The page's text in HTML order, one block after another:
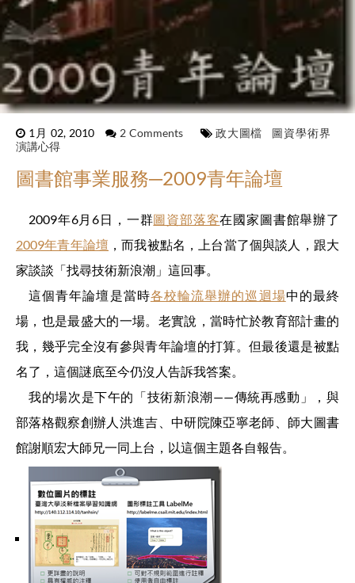
1月 02, 2010 2 Comments 政大圖檔
圖資學術界
演講心得
圖書館事業服務─2009青年論壇
2009年6月6日，一群圖資部落客在國家圖書館舉辦了
2009年青年論壇 ，而我被點名，上台當了個與談人，跟大
家談談「找尋技術新浪潮」這回事。
這個青年論壇是當時各校輪流舉辦的巡迴場中的最終
場，也是最盛大的一場。老實說，當時忙於教育部計畫的
我，幾乎完全沒有參與青年論壇的打算。但最後還是被點
名了，這個謎底至今仍沒人告訴我答案。
我的場次是下午的「技術新浪潮——傳統再感動」，與
部落格觀察創辦人洪進吉、中研院陳亞寧老師、師大圖書
館謝順宏大師兄一同上台，以這個主題各自報告。